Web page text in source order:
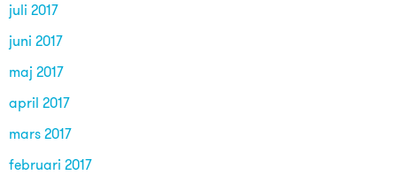
juli 2017
juni 2017
maj 2017
april 2017
mars 2017
februari 2017